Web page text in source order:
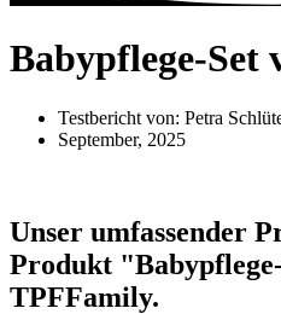
Babypflege-Set
Testbericht von: Petra
September, 2025
Unser umfassender
Produkt
TPFFamily.